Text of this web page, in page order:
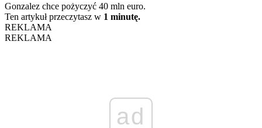
Gonzalez chce pożyczyć 40 mln euro.
Ten artykuł przeczytasz w 1 minutę.
REKLAMA
REKLAMA
ad